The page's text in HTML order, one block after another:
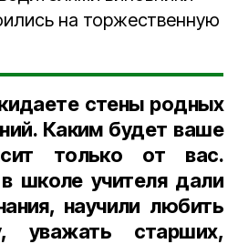
на торжественную
стены родных
Каким будет ваше
только от вас.
школе учителя дали
научили любить
уважать старших,